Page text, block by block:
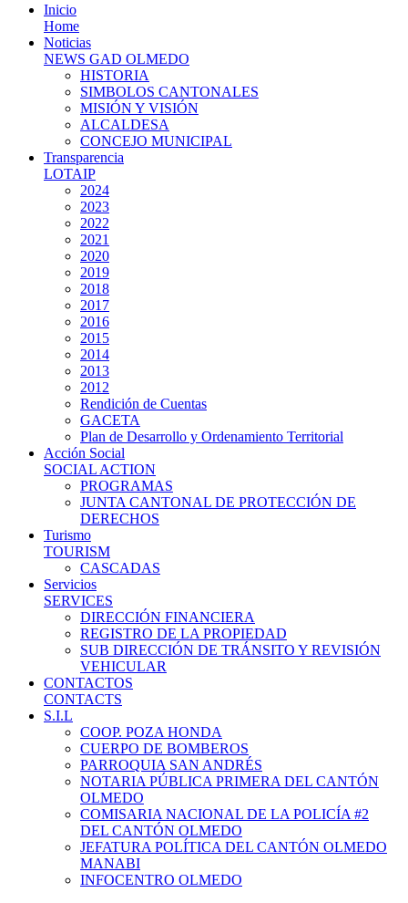
Inicio
Home
Noticias
NEWS GAD OLMEDO
HISTORIA
SIMBOLOS CANTONALES
MISIÓN Y VISIÓN
ALCALDESA
CONCEJO MUNICIPAL
Transparencia
LOTAIP
2024
2023
2022
2021
2020
2019
2018
2017
2016
2015
2014
2013
2012
Rendición de Cuentas
GACETA
Plan de Desarrollo y Ordenamiento Territorial
Acción Social
SOCIAL ACTION
PROGRAMAS
JUNTA CANTONAL DE PROTECCIÓN DE
DERECHOS
Turismo
TOURISM
CASCADAS
Servicios
SERVICES
DIRECCIÓN FINANCIERA
REGISTRO DE LA PROPIEDAD
SUB DIRECCIÓN DE TRÁNSITO Y REVISIÓN
VEHICULAR
CONTACTOS
CONTACTS
S.I.L
COOP. POZA HONDA
CUERPO DE BOMBEROS
PARROQUIA SAN ANDRÉS
NOTARIA PÚBLICA PRIMERA DEL CANTÓN
OLMEDO
COMISARIA NACIONAL DE LA POLICÍA #2
DEL CANTÓN OLMEDO
JEFATURA POLÍTICA DEL CANTÓN OLMEDO
MANABI
INFOCENTRO OLMEDO